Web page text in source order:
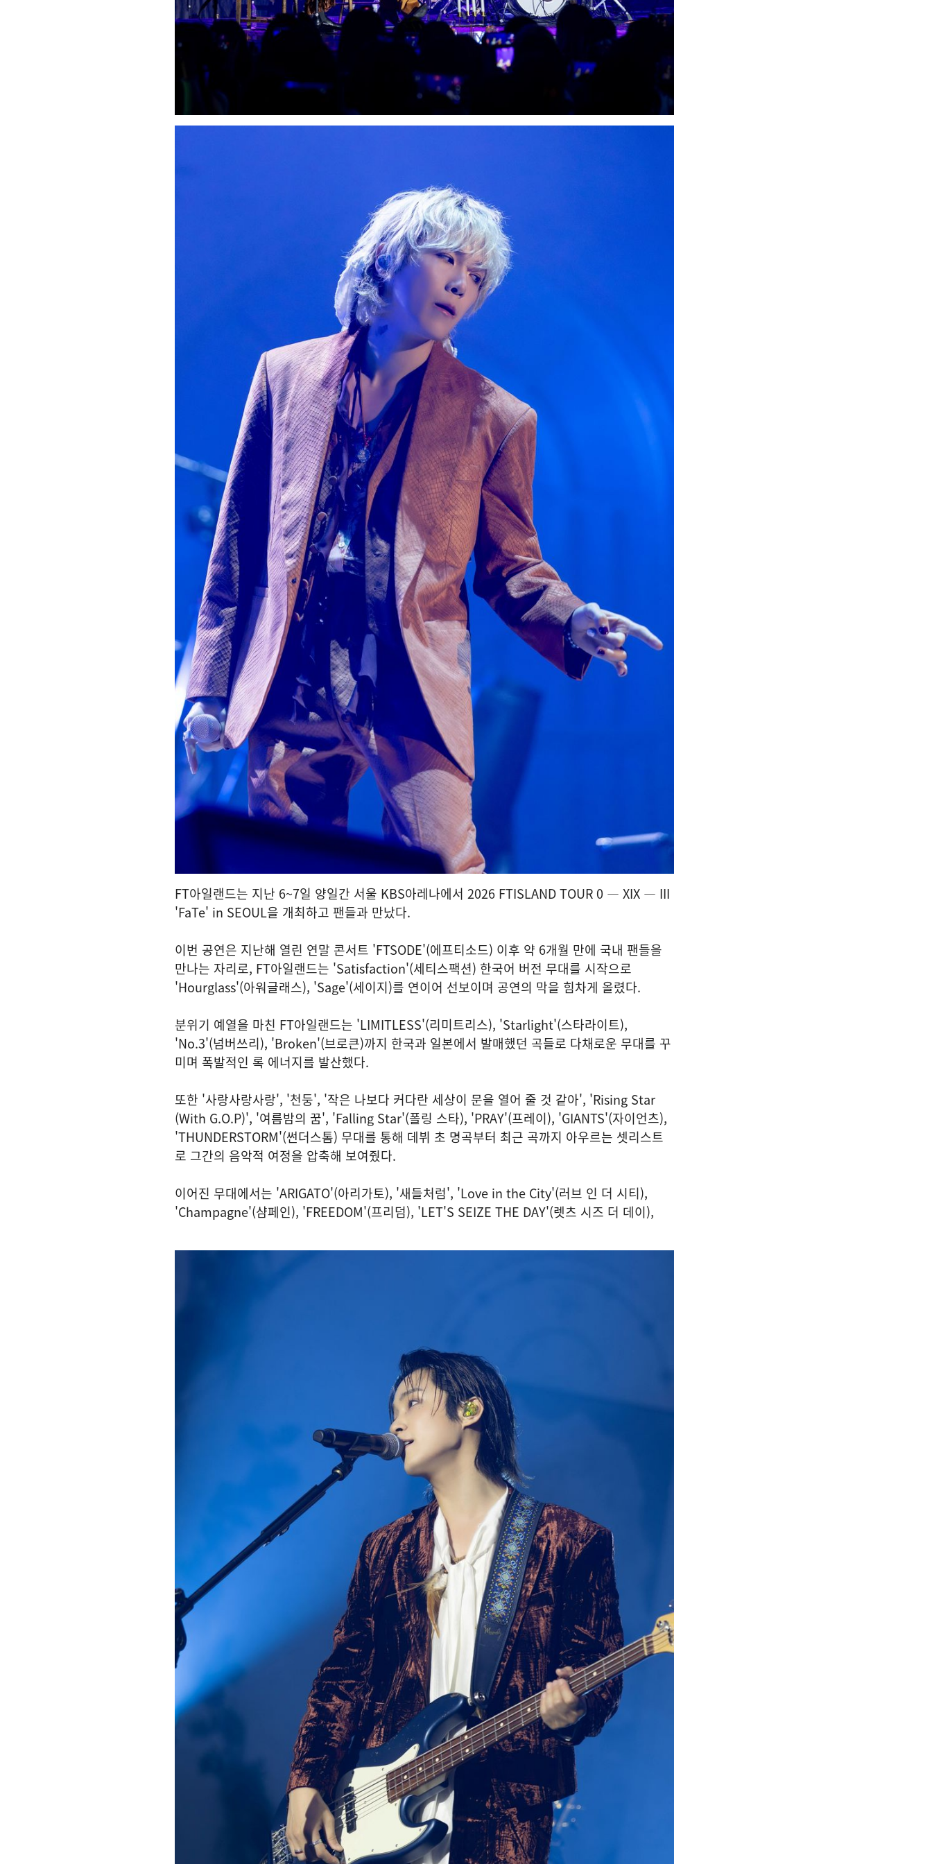
FT아일랜드는 지난 6~7일 양일간 서울 KBS아레나에서 2026 FTISLAND TOUR 0 — XIX — III
'FaTe' in SEOUL을 개최하고 팬들과 만났다.
이번 공연은 지난해 열린 연말 콘서트 'FTSODE'(에프티소드) 이후 약 6개월 만에 국내 팬들을
만나는 자리로, FT아일랜드는 'Satisfaction'(세티스팩션) 한국어 버전 무대를 시작으로
'Hourglass'(아워글래스), 'Sage'(세이지)를 연이어 선보이며 공연의 막을 힘차게 올렸다.
분위기 예열을 마친 FT아일랜드는 'LIMITLESS'(리미트리스), 'Starlight'(스타라이트),
'No.3'(넘버쓰리), 'Broken'(브로큰)까지 한국과 일본에서 발매했던 곡들로 다채로운 무대를 꾸
미며 폭발적인 록 에너지를 발산했다.
또한 '사랑사랑사랑', '천둥', '작은 나보다 커다란 세상이 문을 열어 줄 것 같아', 'Rising Star
(With G.O.P)', '여름밤의 꿈', 'Falling Star'(폴링 스타), 'PRAY'(프레이), 'GIANTS'(자이언츠),
'THUNDERSTORM'(썬더스톰) 무대를 통해 데뷔 초 명곡부터 최근 곡까지 아우르는 셋리스트
로 그간의 음악적 여정을 압축해 보여줬다.
이어진 무대에서는 'ARIGATO'(아리가토), '새들처럼', 'Love in the City'(러브 인 더 시티),
'Champagne'(샴페인), 'FREEDOM'(프리덤), 'LET'S SEIZE THE DAY'(렛츠 시즈 더 데이),